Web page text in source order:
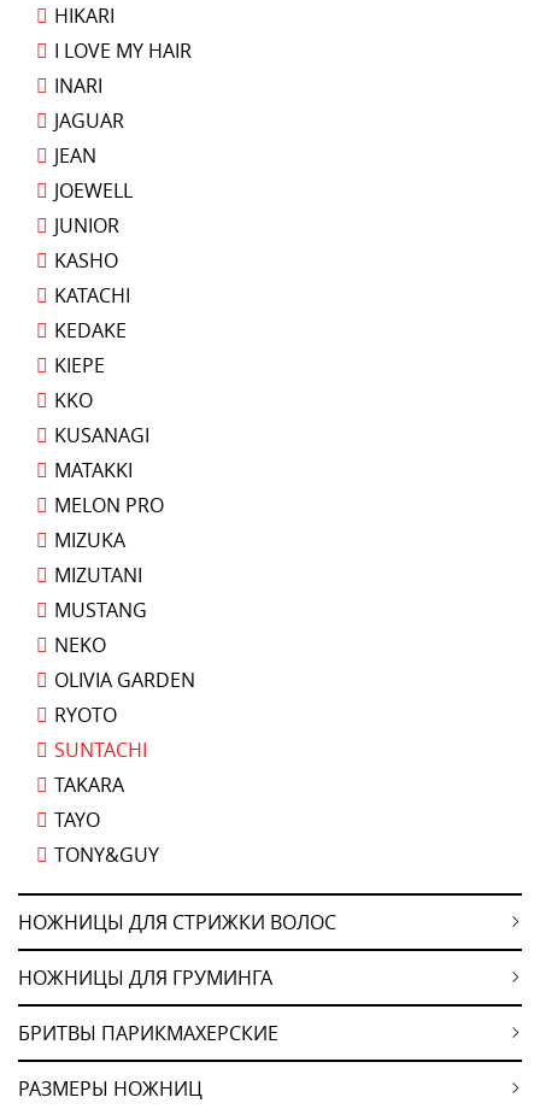
HIKARI
I LOVE MY HAIR
INARI
JAGUAR
JEAN
JOEWELL
JUNIOR
KASHO
KATACHI
KEDAKE
KIEPE
KKO
KUSANAGI
MATAKKI
MELON PRO
MIZUKA
MIZUTANI
MUSTANG
NEKO
OLIVIA GARDEN
RYOTO
SUNTACHI
TAKARA
TAYO
TONY&GUY
НОЖНИЦЫ ДЛЯ СТРИЖКИ ВОЛОС
НОЖНИЦЫ ДЛЯ ГРУМИНГА
БРИТВЫ ПАРИКМАХЕРСКИЕ
РАЗМЕРЫ НОЖНИЦ